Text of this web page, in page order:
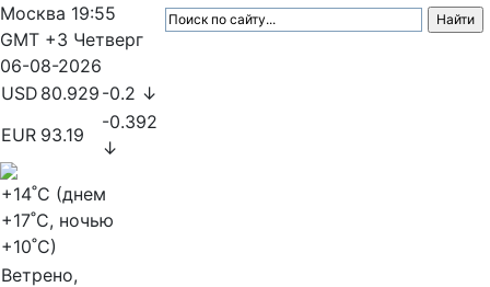
Москва 19:55
GMT +3 Четверг
06-08-2026
USD 80.929 -0.2 ↓
EUR 93.19
-0.392
↓
+14˚C (днем
+17˚C, ночью
+10˚C)
Ветрено,